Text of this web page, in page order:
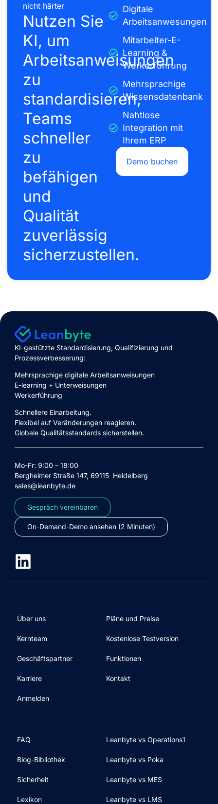
nicht härter
Nutzen Sie
KI, um
Arbeitsanweisungen
zu
standardisieren,
Teams
schneller
zu
befähigen
und
Qualität
zuverlässig
sicherzustellen.
Digitale
Arbeitsanwesungen
Mitarbeiter-E-
Learning &
Werkerführung
Mehrsprachige
Wissensdatenbank
Nahtlose
Integration mit
Ihrem ERP
Demo buchen
KI-gestützte Standardisierung, Qualifizierung und
Prozessverbesserung:
Mehrsprachige digitale Arbeitsanweisungen
E-learning + Unterweisungen
Werkerführung
Schnellere Einarbeitung.
Flexibel auf Veränderungen reagieren.
Globale Qualitätsstandards sicherstellen.
Mo-Fr: 9:00 – 18:00
Bergheimer Straße 147, 69115 Heidelberg
sales@leanbyte.de
Gespräch vereinbaren
On-Demand-Demo ansehen (2 Minuten)
Über uns
Kernteam
Geschäftspartner
Karriere
Anmelden
Pläne und Preise
Kostenlose Testversion
Funktionen
Kontakt
FAQ
Blog-Bibliothek
Sicherheit
Lexikon
Leanbyte vs Operations1
Leanbyte vs Poka
Leanbyte vs MES
Leanbyte vs LMS